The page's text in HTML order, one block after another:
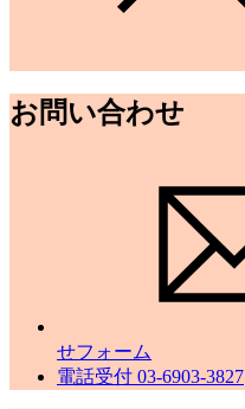
お問い合わせ
せフォーム
電話受付 03-6903-3827